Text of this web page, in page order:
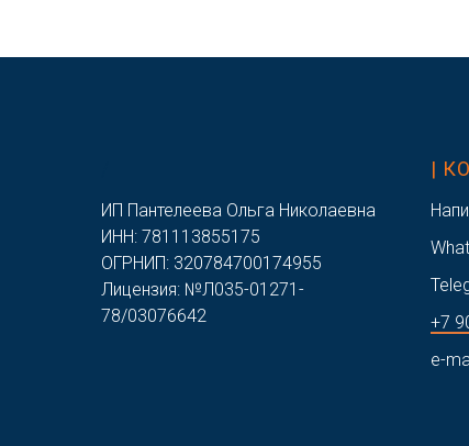
ИП Пантелеева Ольга Николаевна
ИНН: 781113855175
ОГРНИП: 320784700174955
Лицензия: №Л035-01271-
78/03076642
|
+7
e-